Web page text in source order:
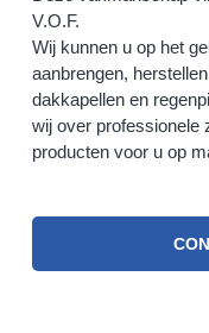
V.O.F.
Wij kunnen u op het
aanbrengen,
dakkapellen en
wij over professionele
producten voor u op